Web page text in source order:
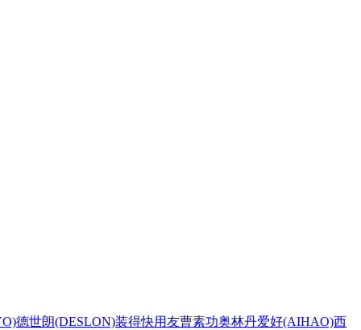
德世朗(DESLON)装得快用友曹素功奥林丹爱好(AIHAO)西